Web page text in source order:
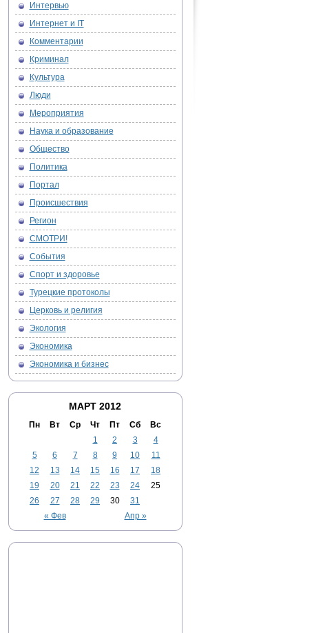
Интервью
Интернет и IT
Комментарии
Криминал
Культура
Люди
Мероприятия
Наука и образование
Общество
Политика
Портал
Происшествия
Регион
СМОТРИ!
События
Спорт и здоровье
Турецкие протоколы
Церковь и религия
Экология
Экономика
Экономика и бизнес
МАРТ 2012
Пн Вт Ср Чт Пт Сб Вс
« Фев Апр »
1 2 3
4
5
6 7 8 9 10
11
12
13 14 15 16 17
18
19
20 21 22 23 24
25
26
27 28 29 30 31